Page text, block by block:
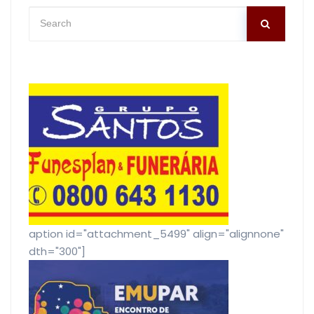
[caption id="attachment_5499" align="alignnone"
width="300"]